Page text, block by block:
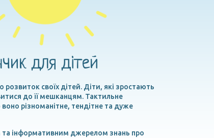
для дітей
розвиток своїх дітей. Діти, які зростають
до її мешканцям. Тактильне
різноманітне, тендітне та дуже
та інформативним джерелом знань про